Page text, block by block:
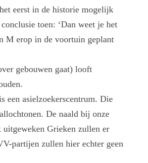
eerst in de historie mogelijk
toen: ‘Dan weet je het
M erop in de voortuin geplant
gebouwen gaat) looft
een asielzoekerscentrum. Die
De naald bij onze
uitgeweken Grieken zullen er
partijen zullen hier echter geen